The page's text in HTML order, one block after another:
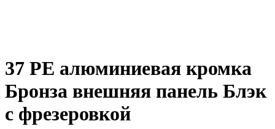
37 PE алюминиевая кромка
Бронза внешняя панель Блэк
с фрезеровкой